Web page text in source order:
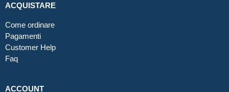
ACQUISTARE
Come ordinare
Pagamenti
Customer Help
Faq
ACCOUNT